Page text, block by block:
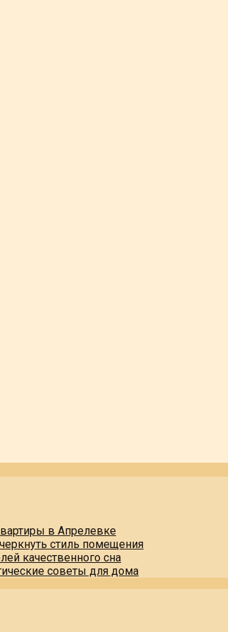
в Апрелевке
стиль помещения
качественного сна
советы для дома